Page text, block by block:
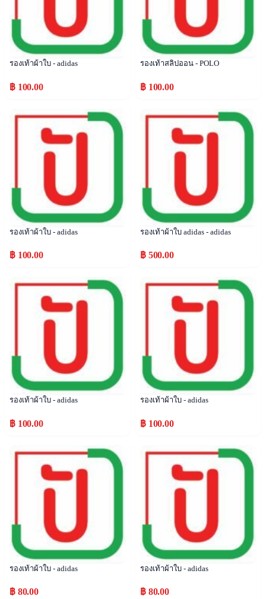
รองเท้าผ้าใบ - adidas
฿ 100.00
รองเท้าสลิปออน - POLO
฿ 100.00
Popular
รองเท้าผ้าใบ - adidas
฿ 100.00
Popular
รองเท้าผ้าใบ adidas - adidas
฿ 500.00
Popular
รองเท้าผ้าใบ - adidas
฿ 100.00
Popular
รองเท้าผ้าใบ - adidas
฿ 100.00
Popular
รองเท้าผ้าใบ - adidas
฿ 80.00
Popular
รองเท้าผ้าใบ - adidas
฿ 80.00